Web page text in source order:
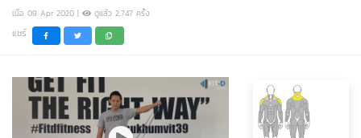
เมื่อ 09 Apr 2020 | ดูแล้ว 2,747 ครั้ง
แชร์